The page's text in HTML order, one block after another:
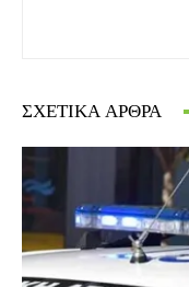
ΣΧΕΤΙΚΆ ΆΡΘΡΑ